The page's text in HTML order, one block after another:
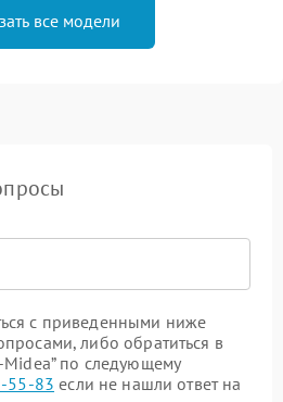
все модели
с приведенными ниже
либо обратиться в
по следующему
55-83 если не нашли ответ на